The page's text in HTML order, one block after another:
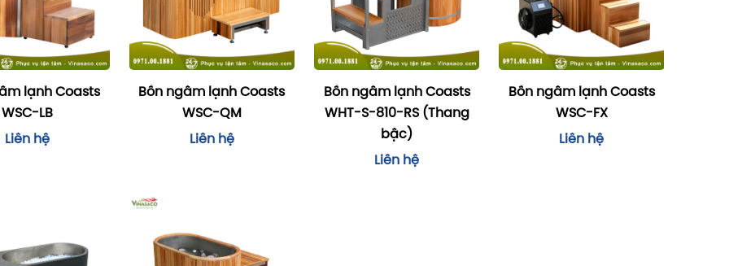
lạnh Coasts
WSC-LB
Liên hệ
Bồn ngâm lạnh Coasts
WSC-QM
Liên hệ
Bồn ngâm lạnh Coasts
WHT-S-810-RS (Thang
bậc)
Liên hệ
Bồn ngâm lạnh Coasts
WSC-FX
Liên hệ